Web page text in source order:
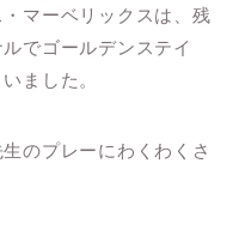
マーベリックスは、残
でゴールデンステイ
ました。
のプレーにわくわくさ